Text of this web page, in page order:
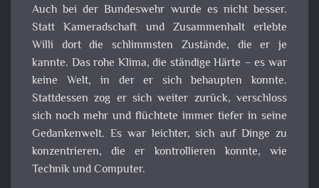
Auch bei der Bundeswehr wurde es nicht besser.
Statt Kameradschaft und Zusammenhalt erlebte
Willi dort die schlimmsten Zustände, die er je
kannte. Das rohe Klima, die ständige Härte – es war
keine Welt, in der er sich behaupten konnte.
Stattdessen zog er sich weiter zurück, verschloss
sich noch mehr und flüchtete immer tiefer in seine
Gedankenwelt. Es war leichter, sich auf Dinge zu
konzentrieren, die er kontrollieren konnte, wie
Technik und Computer.